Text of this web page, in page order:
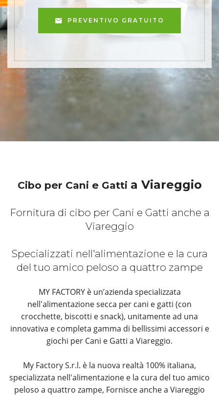
PREVENTIVO GRATUITO
Cibo per Cani e Gatti a Viareggio
Fornitura di cibo per Cani e Gatti anche a
Viareggio
Specializzati nell'alimentazione e la cura
del tuo amico peloso a quattro zampe
MY FACTORY è un’azienda specializzata
nell'alimentazione secca per cani e gatti (con
crocchette, biscotti e snack), unitamente ad una
innovativa e completa gamma di bellissimi accessori e
giochi per Cani e Gatti a Viareggio.
My Factory S.r.l. è la nuova realtà 100% italiana,
specializzata nell'alimentazione e la cura del tuo amico
peloso a quattro zampe, Fornisce anche a Viareggio